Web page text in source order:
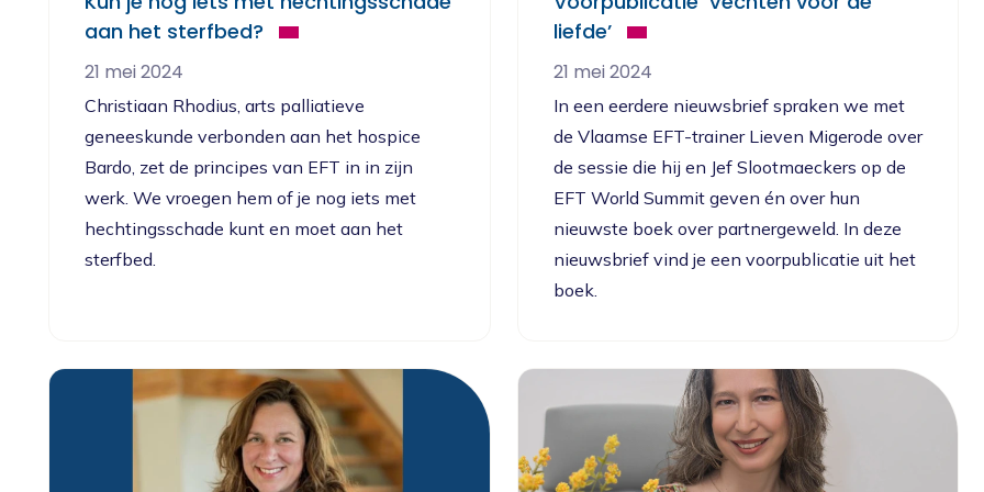
aan het sterfbed?
21 mei 2024
Christiaan Rhodius, arts palliatieve
geneeskunde verbonden aan het hospice
Bardo, zet de principes van EFT in in zijn
werk. We vroegen hem of je nog iets met
hechtingsschade kunt en moet aan het
sterfbed.
liefde’
21 mei 2024
In een eerdere nieuwsbrief spraken we met
de Vlaamse EFT-trainer Lieven Migerode over
de sessie die hij en Jef Slootmaeckers op de
EFT World Summit geven én over hun
nieuwste boek over partnergeweld. In deze
nieuwsbrief vind je een voorpublicatie uit het
boek.